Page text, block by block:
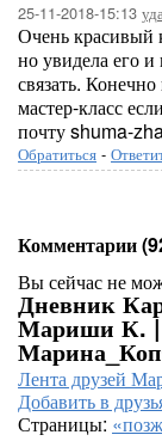
25-11-2018-15:13
Очень красивый
но увидела его
связать.
мастер-класс
почту shuma-
Обратиться -
Комментарии
Вы сейчас не
Дневник
Мариши К. |
Лента друзей
Добавить в
Страницы: